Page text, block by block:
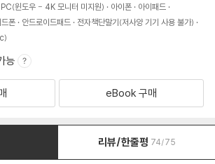
PC(윈도우 - 4K 모니터 미지원) 아이폰
아이패드
폰
안드로이드패드
전자책단말기(저사양 기기 사용 불가)
능
eBook 구매
리뷰/한줄평 74/75